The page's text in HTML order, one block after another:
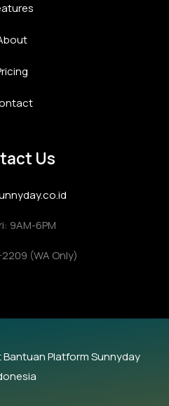
Us
9AM-6PM
(WA Only)
Platform Sunnyday